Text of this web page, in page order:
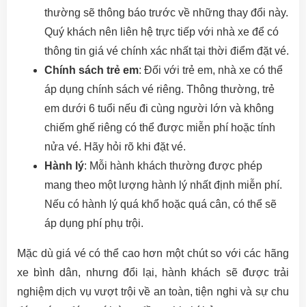
thường sẽ thông báo trước về những thay đổi này.
Quý khách nên liên hệ trực tiếp với nhà xe để có
thông tin giá vé chính xác nhất tại thời điểm đặt vé.
Chính sách trẻ em: Đối với trẻ em, nhà xe có thể
áp dụng chính sách vé riêng. Thông thường, trẻ
em dưới 6 tuổi nếu đi cùng người lớn và không
chiếm ghế riêng có thể được miễn phí hoặc tính
nửa vé. Hãy hỏi rõ khi đặt vé.
Hành lý: Mỗi hành khách thường được phép
mang theo một lượng hành lý nhất định miễn phí.
Nếu có hành lý quá khổ hoặc quá cân, có thể sẽ
áp dụng phí phụ trội.
Mặc dù giá vé có thể cao hơn một chút so với các hãng
xe bình dân, nhưng đổi lại, hành khách sẽ được trải
nghiệm dịch vụ vượt trội về an toàn, tiện nghi và sự chu